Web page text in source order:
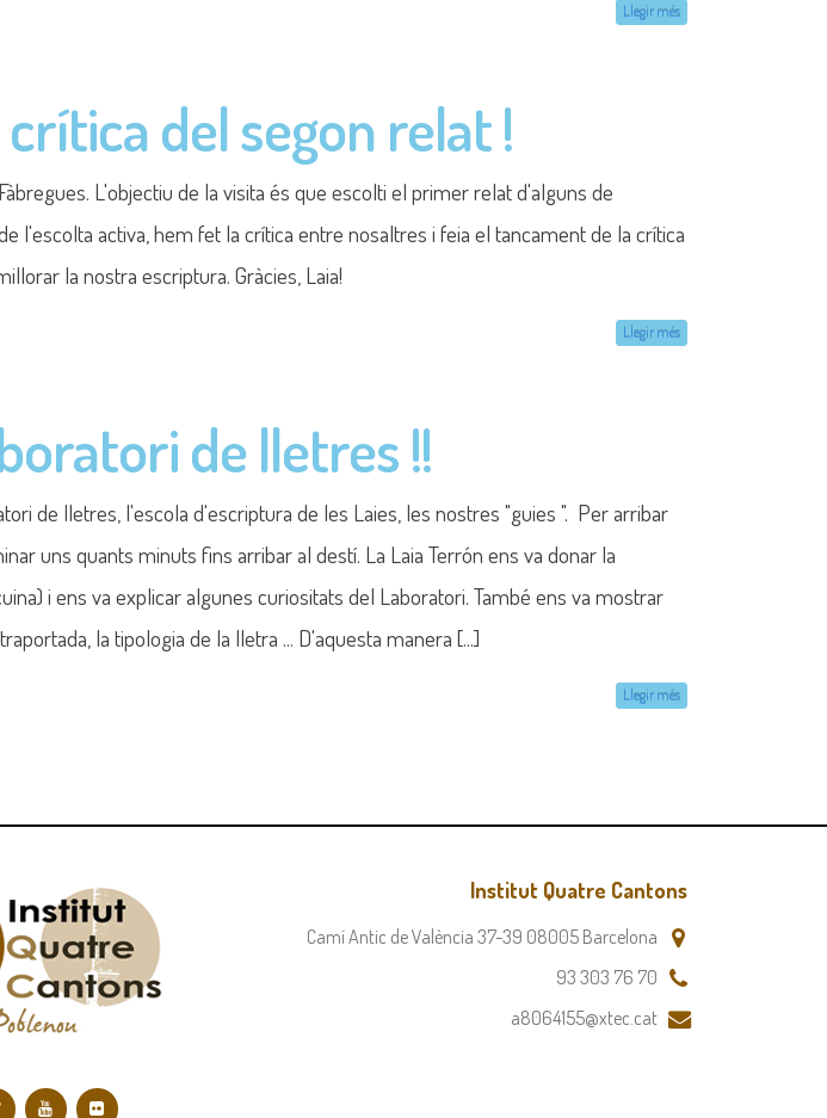
Llegir més
crítica del segon relat !
L'objectiu de la visita és que escolti el primer relat d'alguns de
l'escolta activa, hem fet la crítica entre nosaltres i feia el tancament de la crítica
la nostra escriptura. Gràcies, Laia!
Llegir més
de lletres !!
de lletres, l'escola d'escriptura de les Laies, les nostres "guies ". Per arribar
uns quants minuts fins arribar al destí. La Laia Terrón ens va donar la
i ens va explicar algunes curiositats del Laboratori. També ens va mostrar
la tipologia de la lletra ... D'aquesta manera [...]
Llegir més
Institut Quatre Cantons
Camí Antic de València 37-39 08005 Barcelona
93 303 76 70
a8064155@xtec.cat